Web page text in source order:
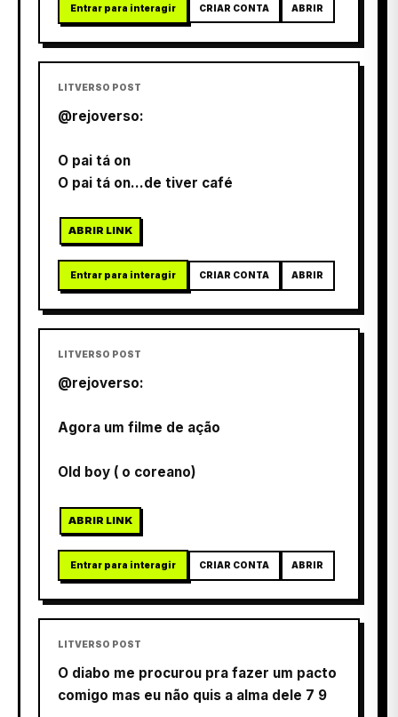
Entrar para interagir CRIAR CONTA ABRIR
LITVERSO POST
@rejoverso:
O pai tá on
O pai tá on...de tiver café
ABRIR LINK
Entrar para interagir CRIAR CONTA ABRIR
LITVERSO POST
@rejoverso:
Agora um filme de ação
Old boy ( o coreano)
ABRIR LINK
Entrar para interagir CRIAR CONTA ABRIR
LITVERSO POST
O diabo me procurou pra fazer um pacto
comigo mas eu não quis a alma dele 7 9